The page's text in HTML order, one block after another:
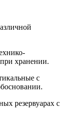
хранении.
с
резервуарах с